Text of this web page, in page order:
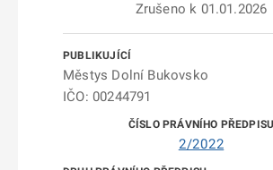
Zrušeno k 01.01.2026
Městys Dolní Bukovsko
IČO: 00244791
2/2022